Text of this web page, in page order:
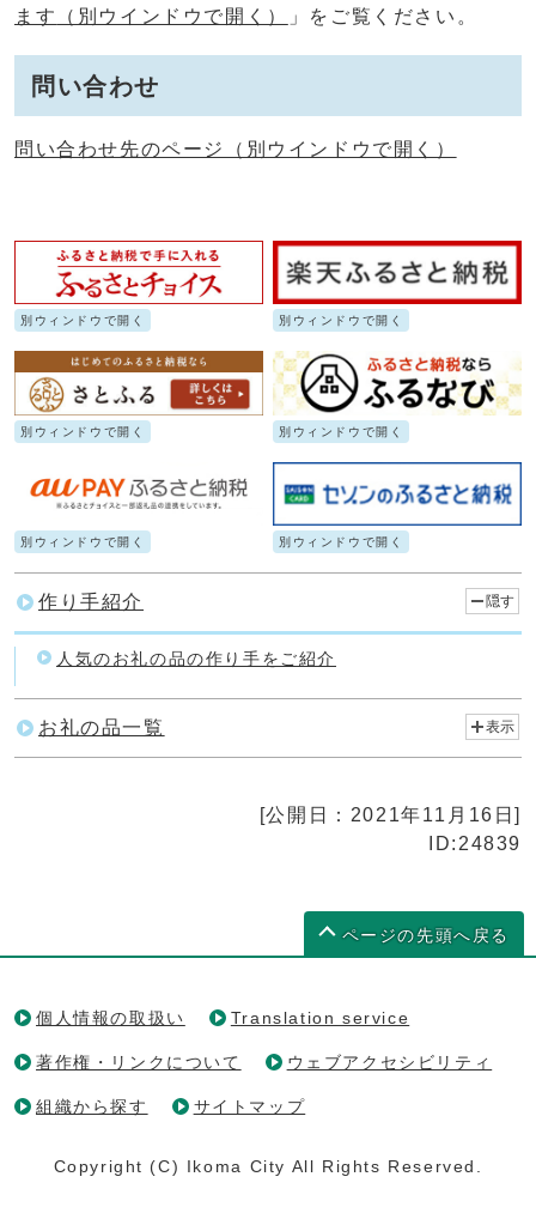
ます
（別ウインドウで開く） 」をご覧ください。
問い合わせ
問い合わせ先のページ （別ウインドウで開く）
別ウィンドウで開く 別ウィンドウで開く
別ウィンドウで開く 別ウィンドウで開く
別ウィンドウで開く 別ウィンドウで開く
作り手紹介 隠す
人気のお礼の品の作り手をご紹介
お礼の品一覧 表示
[公開日：2021年11月16日]
ID:24839
ページの先頭へ戻る
個人情報の取扱い Translation service
著作権・リンクについて ウェブアクセシビリティ
組織から探す サイトマップ
Copyright (C) Ikoma City All Rights Reserved.